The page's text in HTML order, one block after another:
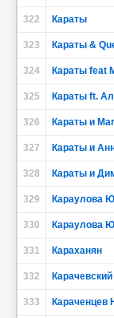
322 Караты
323 Караты &
324 Караты feat
325 Караты ft.
326 Караты и
327 Караты и
328 Караты и
329 Караулова
330 Караулова
331 Караханян
332
333 Караченцев